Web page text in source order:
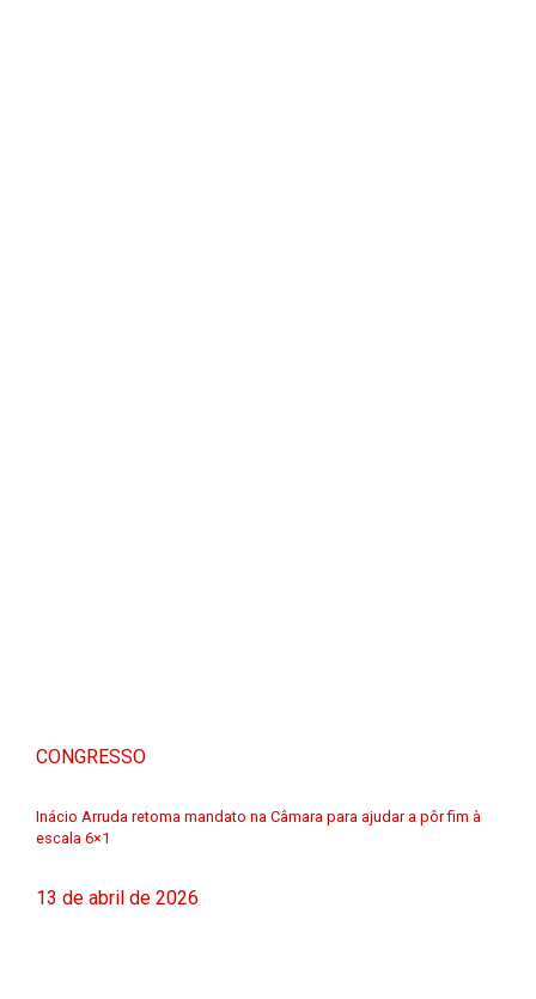
CONGRESSO
Inácio Arruda retoma mandato na Câmara para ajudar a pôr fim à
escala 6×1
13 de abril de 2026